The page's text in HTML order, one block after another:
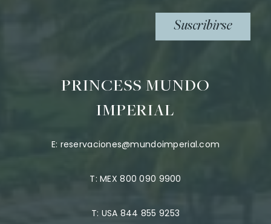
Suscribirse
PRINCESS MUNDO
IMPERIAL
E: reservaciones@mundoimperial.com
T:MEX 800 090 9900
T: USA 844 855 9253